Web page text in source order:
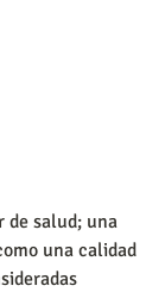
de salud; una
una calidad